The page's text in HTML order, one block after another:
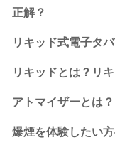
正解？
リキッド式電子タ
リキッドとは？リ
アトマイザーとは
爆煙を体験したい